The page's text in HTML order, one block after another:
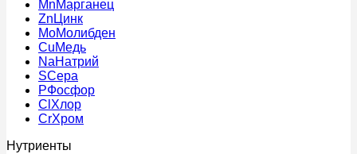
MnМарганец
Zn Цинк
MoМолибден
CuМедь
NaНатрий
SСера
PФосфор
Cl Хлор
CrХром
Нутриенты